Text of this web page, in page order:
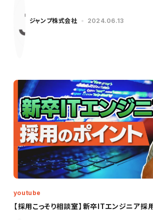
ジャンプ株式会社 2024.06.13
【採用こっそり相談室】新卒ITエンジニア採
youtube